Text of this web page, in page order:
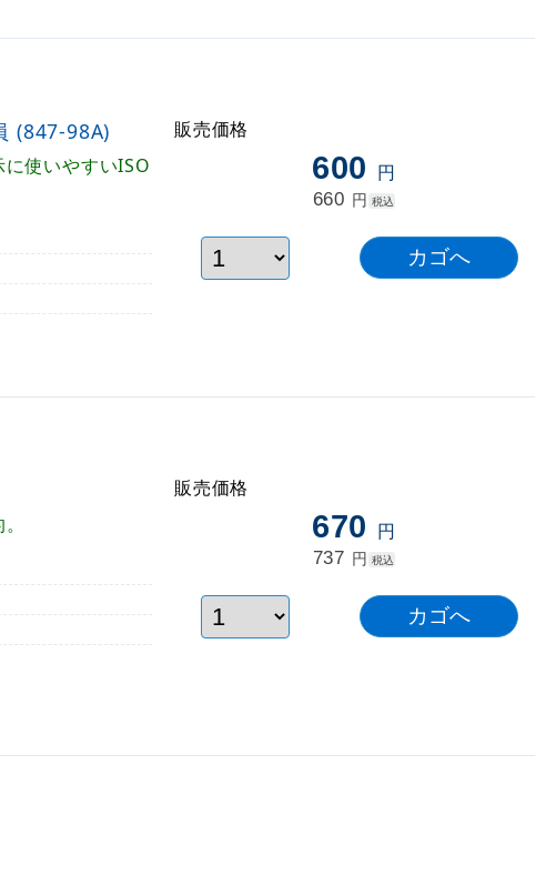
(847-98A)
使いやすいISO
販売価格
600 円
660 円 税込
販売価格
670 円
737 円 税込